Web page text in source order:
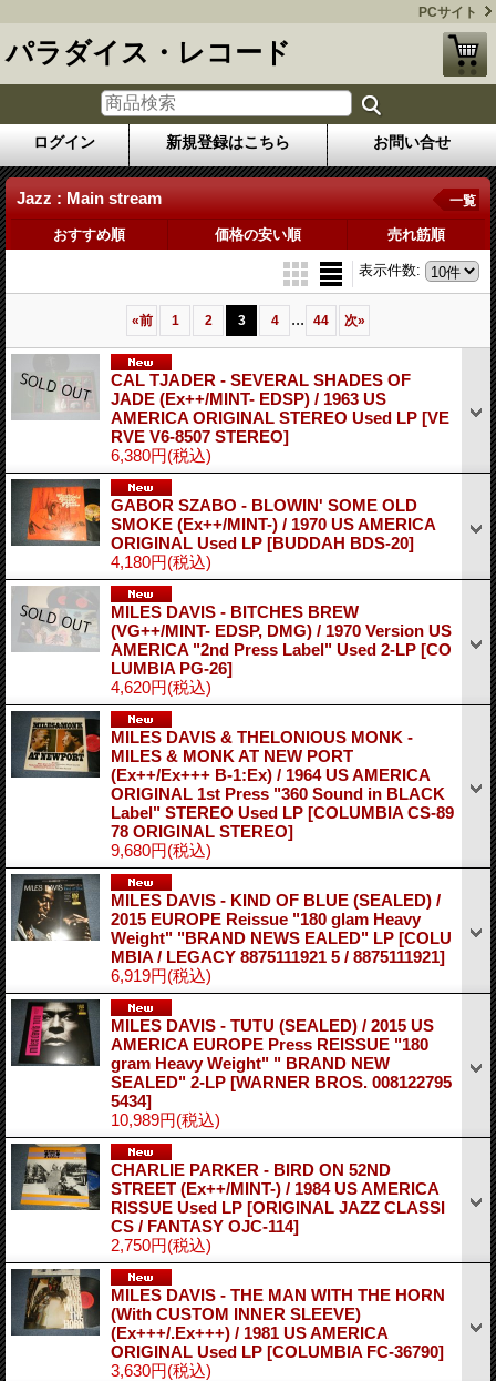
PCサイト
パラダイス・レコード
ログイン 新規登録はこちら お問い合せ
Jazz : Main stream 一覧
おすすめ順 価格の安い順 売れ筋順
表示件数:
«前 1 2 3 4 ... 44 次»
CAL TJADER - SEVERAL SHADES OF
JADE (Ex++/MINT- EDSP) / 1963 US
AMERICA ORIGINAL STEREO Used LP [VE
RVE V6-8507 STEREO]
6,380円(税込)
GABOR SZABO - BLOWIN' SOME OLD
SMOKE (Ex++/MINT-) / 1970 US AMERICA
ORIGINAL Used LP [BUDDAH BDS-20]
4,180円(税込)
MILES DAVIS - BITCHES BREW
(VG++/MINT- EDSP, DMG) / 1970 Version US
AMERICA "2nd Press Label" Used 2-LP [CO
LUMBIA PG-26]
4,620円(税込)
MILES DAVIS & THELONIOUS MONK -
MILES & MONK AT NEW PORT
(Ex++/Ex+++ B-1:Ex) / 1964 US AMERICA
ORIGINAL 1st Press "360 Sound in BLACK
Label" STEREO Used LP [COLUMBIA CS-89
78 ORIGINAL STEREO]
9,680円(税込)
MILES DAVIS - KIND OF BLUE (SEALED) /
2015 EUROPE Reissue "180 glam Heavy
Weight" "BRAND NEWS EALED" LP [COLU
MBIA / LEGACY 8875111921 5 / 8875111921]
6,919円(税込)
MILES DAVIS - TUTU (SEALED) / 2015 US
AMERICA EUROPE Press REISSUE "180
gram Heavy Weight" " BRAND NEW
SEALED" 2-LP [WARNER BROS. 008122795
5434]
10,989円(税込)
CHARLIE PARKER - BIRD ON 52ND
STREET (Ex++/MINT-) / 1984 US AMERICA
RISSUE Used LP [ORIGINAL JAZZ CLASSI
CS / FANTASY OJC-114]
2,750円(税込)
MILES DAVIS - THE MAN WITH THE HORN
(With CUSTOM INNER SLEEVE)
(Ex+++/.Ex+++) / 1981 US AMERICA
ORIGINAL Used LP [COLUMBIA FC-36790]
3,630円(税込)